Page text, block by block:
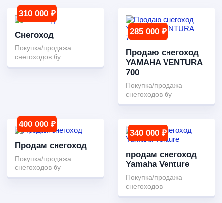
310 000 ₽
Снегоход
Покупка/продажа
снегоходов бу
285 000 ₽
Продаю снегоход
YAMAHA VENTURA
700
Покупка/продажа
снегоходов бу
400 000 ₽
Продам снегоход
Покупка/продажа
снегоходов бу
340 000 ₽
продам снегоход
Yamaha Venture
Покупка/продажа
снегоходов